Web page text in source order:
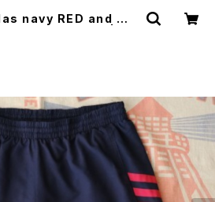
navy RED and WH